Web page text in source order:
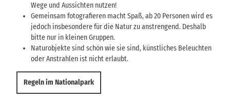
Wege und Aussichten nutzen!
Gemeinsam fotografieren macht Spaß, ab 20 Personen wird es
jedoch insbesondere für die Natur zu anstrengend. Deshalb
bitte nur in kleinen Gruppen.
Naturobjekte sind schön wie sie sind, künstliches Beleuchten
oder Anstrahlen ist nicht erlaubt.
Regeln im Nationalpark